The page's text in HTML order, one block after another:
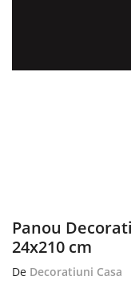
Panou
24x210 cm
De Decoratiuni Casa